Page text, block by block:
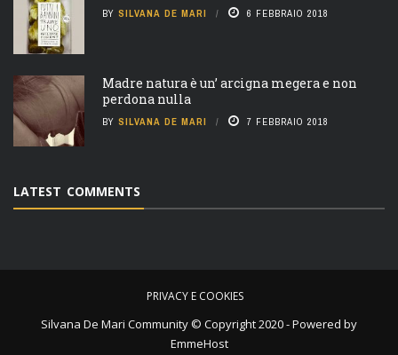
BY SILVANA DE MARI 6 FEBBRAIO 2018
Madre natura è un’ arcigna megera e non
perdona nulla
BY SILVANA DE MARI 7 FEBBRAIO 2018
LATEST COMMENTS
PRIVACY E COOKIES
Silvana De Mari Community © Copyright 2020 - Powered by
EmmeHost